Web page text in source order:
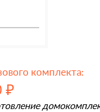
комплекта:
₽